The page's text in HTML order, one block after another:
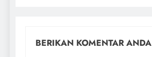
BERIKAN KOMENTAR ANDA